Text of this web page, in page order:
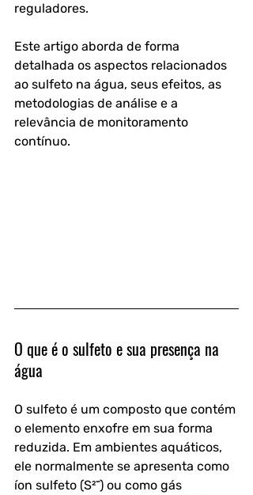
reguladores.
Este artigo aborda de forma
detalhada os aspectos relacionados
ao sulfeto na água, seus efeitos, as
metodologias de análise e a
relevância de monitoramento
contínuo.
O que é o sulfeto e sua presença na
água
O sulfeto é um composto que contém
o elemento enxofre em sua forma
reduzida. Em ambientes aquáticos,
ele normalmente se apresenta como
íon sulfeto (S²⁻) ou como gás